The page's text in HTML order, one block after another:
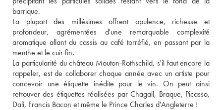
barrique.
La plupart des millésimes offrent opulence, richesse et
profondeur, agrémentées d'une remarquable complexité
aromatique allant du cassis au café torréfié, en passant par la
menthe et le cuir fin.
La particularité du château Mouton-Rothschild, s'il faut encore la
rappeler, est de collaborer chaque année avec un artiste pour
concevoir une étiquette inédite pour le vin. On peut ainsi
retrouver des étiquettes réalisées par Chagall, Braque, Picasso,
Dali, Francis Bacon et même le Prince Charles d'Angleterre !